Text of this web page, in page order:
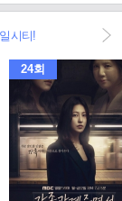
시티!
24회